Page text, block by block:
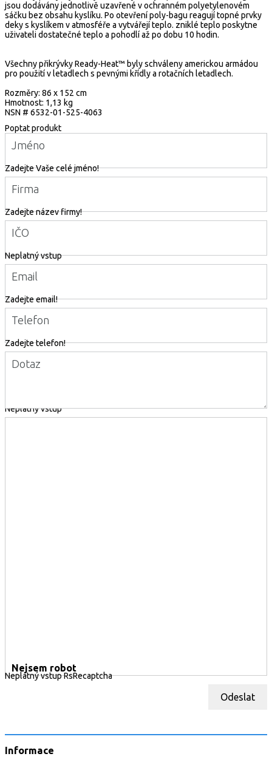
jsou dodávány jednotlivě uzavřené v ochranném polyetylenovém
sáčku bez obsahu kyslíku. Po otevření poly-bagu reagují topné prvky
deky s kyslíkem v atmosféře a vytvářejí teplo. zniklé teplo poskytne
uživateli dostatečné teplo a pohodlí až po dobu 10 hodin.
Všechny přikrývky Ready-Heat™ byly schváleny americkou armádou
pro použití v letadlech s pevnými křídly a rotačních letadlech.
Rozměry: 86 x 152 cm
Hmotnost: 1,13 kg
NSN # 6532-01-525-4063
Poptat produkt
Jméno
Zadejte Vaše celé jméno!
Firma
Zadejte název firmy!
IČO
Neplatný vstup
Email
Zadejte email!
Telefon
Zadejte telefon!
Dotaz
Neplatný vstup
Nejsem robot
Neplatný vstup RsRecaptcha
Odeslat
Informace